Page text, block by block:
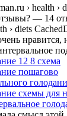
› health ›
— 14
› diets
нравится,
12 8 схема
пошагово
схемы